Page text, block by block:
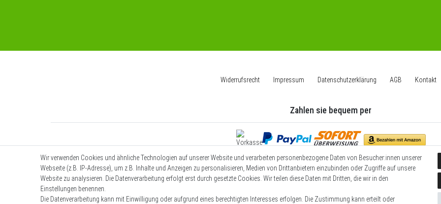
Widerrufs­recht Impressum Daten­schutz­erklärung AGB Kontakt
Zahlen sie bequem per
Wir versenden mit
Wir verwenden Cookies und ähnliche Technologien auf unserer Website und verarbeiten personenbezogene Daten von Besucher:innen unserer
Webseite (z.B. IP-Adresse), um z.B. Inhalte und Anzeigen zu personalisieren, Medien von Drittanbietern einzubinden oder Zugriffe auf unsere
Website zu analysieren. Die Datenverarbeitung erfolgt erst durch gesetzte Cookies. Wir teilen diese Daten mit Dritten, die wir in den
Einstellungen benennen.
Die Datenverarbeitung kann mit Einwilligung oder aufgrund eines berechtigten Interesses erfolgen. Die Zustimmung kann erteilt oder